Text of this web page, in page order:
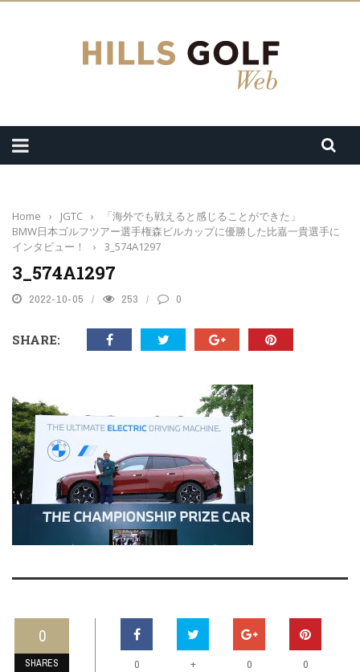
Home › JGTC ›
「海外でも戦えると感じることができた」
BMW日本ゴルフツアー選手権森ビルカップに優勝した比嘉一貴選手に
インタビュー！
› 3_574A1297
3_574A1297
2022-10-05 253 0
SHARE:
0
SHARES 0 + 0 0